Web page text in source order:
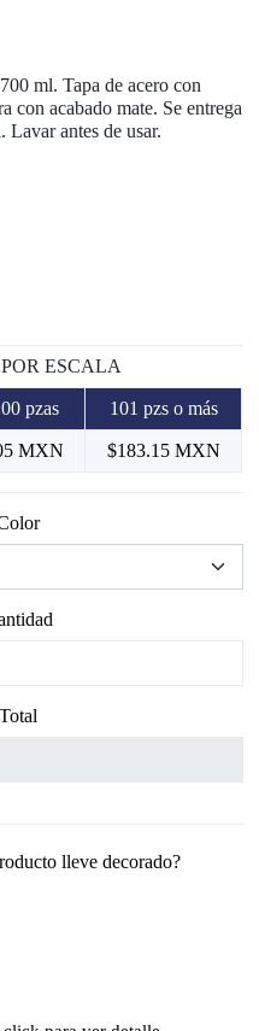
ml. Tapa de acero con
con acabado mate. Se entrega
Lavar antes de usar.
ESCALA
pzas 101 pzs o más
MXN $183.15 MXN
Total
lleve decorado?